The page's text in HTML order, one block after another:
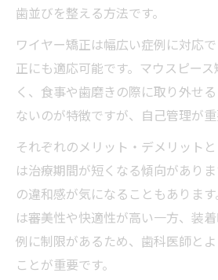
ワイヤー矯正とマウスピース
ワイヤー矯正とマウスピ
い
歯医者で人気の矯正法を
見た目や通院回数に差が
徴
痛みや違和感が少ない矯
ワイヤー矯正の流れとマ
さ
矯正治療の費用と契約の注意
歯医者で矯正治療を始め
歯並びを整える方法です。
ワイヤー矯正は幅広い症例に対応
正にも適応可能です。マウスピース
く、食事や歯磨きの際に取り外せ
ないのが特徴ですが、自己管理が重
それぞれのメリット・デメリット
は治療期間が短くなる傾向があり
の違和感が気になることもありま
は審美性や快適性が高い一方、装
例に制限があるため、歯科医師と
ことが重要です。